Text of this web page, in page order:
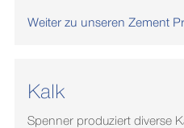
Weiter zu unseren Zement
Kalk
Spenner produziert diverse